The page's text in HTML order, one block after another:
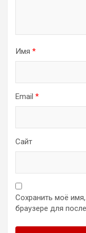
Имя *
Email *
Сайт
Сохранить моё
браузере для